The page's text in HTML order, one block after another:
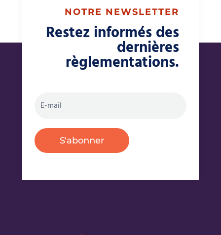
NOTRE NEWSLETTER
Restez informés des
dernières
règlementations.
S'abonner